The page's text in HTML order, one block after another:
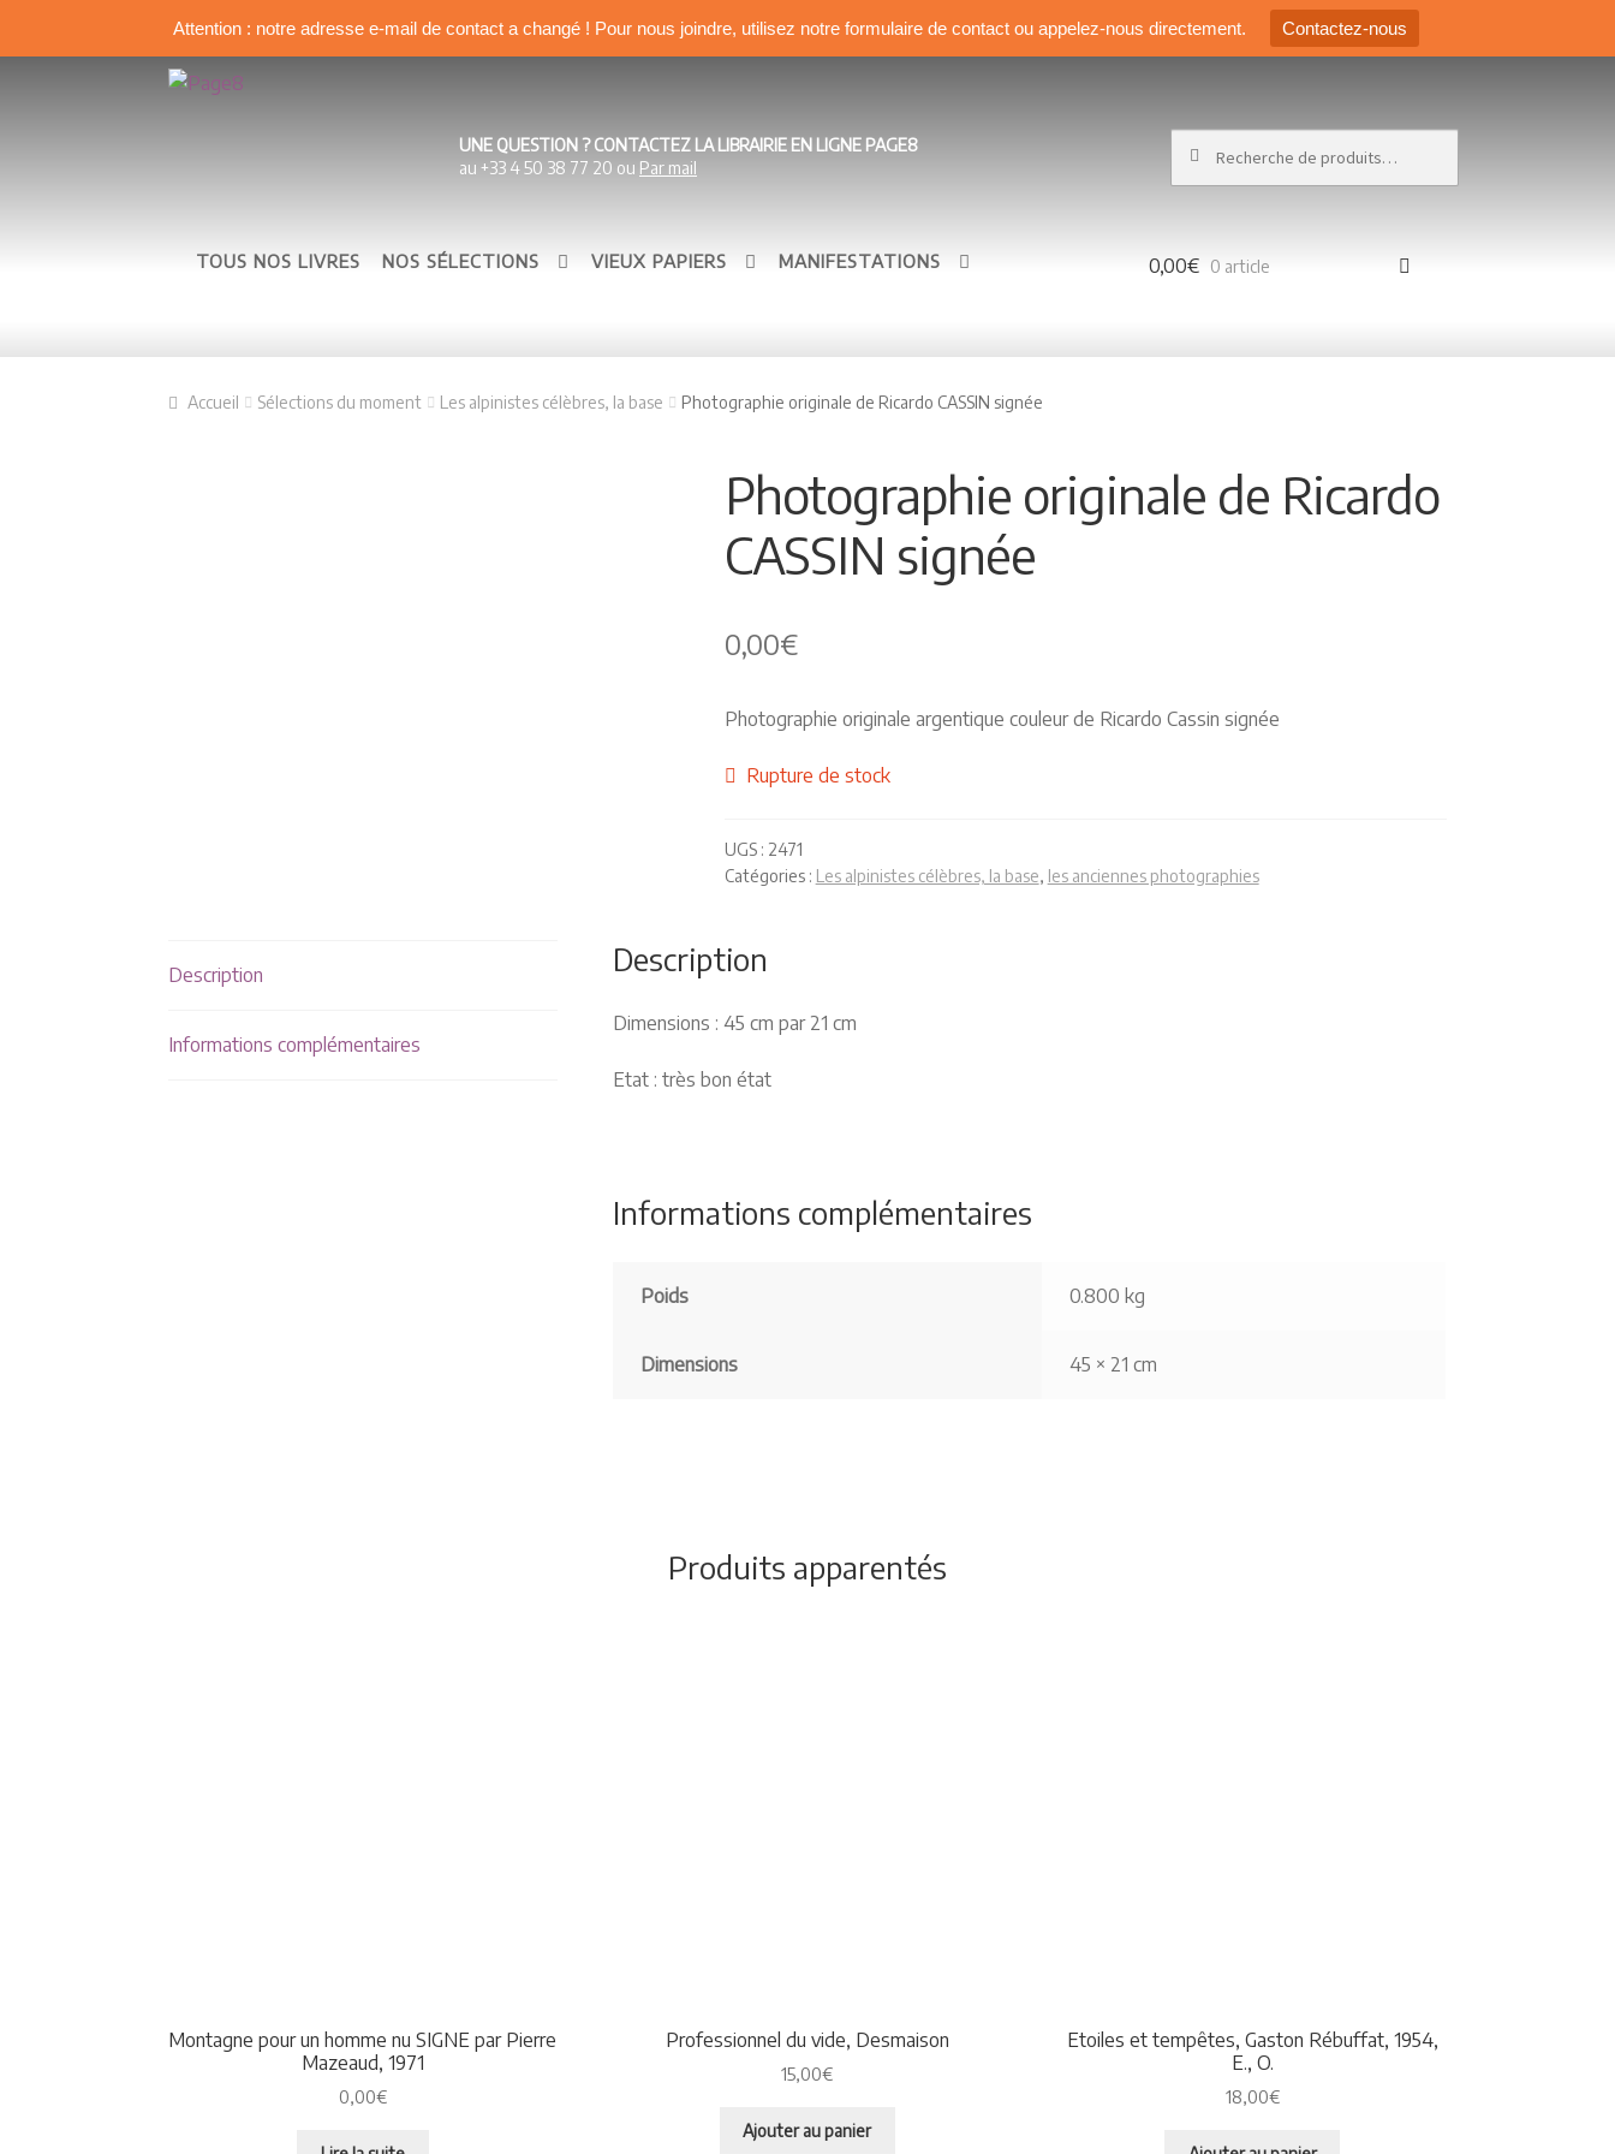
Attention : notre adresse e-mail de contact a changé ! Pour nous joindre, utilisez notre formulaire de contact ou appelez-nous directement. Contactez-nous
Aller à la navigation
Aller au contenu
UNE QUESTION ? CONTACTEZ LA LIBRAIRIE EN LIGNE PAGE8
au +33 4 50 38 77 20 ou Par mail
TOUS NOS LIVRES NOS SÉLECTIONS VIEUX PAPIERS MANIFESTATIONS 0,00€ 0 article
Accueil Sélections du moment Les alpinistes célèbres, la base Photographie originale de Ricardo CASSIN signée
Photographie originale de Ricardo
CASSIN signée
0,00€
Photographie originale argentique couleur de Ricardo Cassin signée
Rupture de stock
UGS : 2471
Catégories : Les alpinistes célèbres, la base, les anciennes photographies
Description
Informations complémentaires
Description
Dimensions : 45 cm par 21 cm
Etat : très bon état
Informations complémentaires
Poids 0.800 kg
Dimensions 45 × 21 cm
Produits apparentés
Montagne pour un homme nu SIGNE par Pierre
Mazeaud, 1971
0,00€
Professionnel du vide, Desmaison
15,00€
Ajouter au panier
Etoiles et tempêtes, Gaston Rébuffat, 1954,
E., O.
18,00€